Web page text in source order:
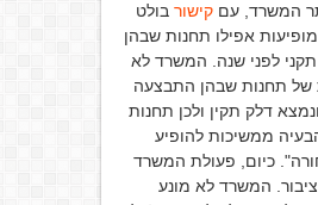
המשרד, עםקישור בולט
אפילו תחנות שבהן
לפני שנה. המשרד לא
תחנות שבהן התבצעה
דלק תקין ולכן תחנות
ממשיכות להופיע
כיום, פעולת המשרד
המשרד לא מונע